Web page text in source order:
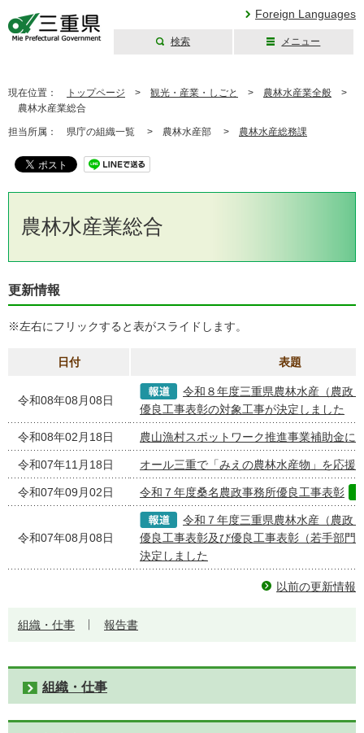
Foreign Languages
検索 メニュー
現在位置： トップページ > 観光・産業・しごと > 農林水産業全般 >
農林水産業総合
担当所属： 県庁の組織一覧 > 農林水産部 > 農林水産総務課
農林水産業総合
更新情報
※左右にフリックすると表がスライドします。
日付 表題
令和08年08月08日
令和８年度三重県農林水産（農政
優良工事表彰の対象工事が決定しました
令和08年02月18日 農山漁村スポットワーク推進事業補助金に
令和07年11月18日 オール三重で「みえの農林水産物」を応援
令和07年09月02日 令和７年度桑名農政事務所優良工事表彰
令和07年08月08日
令和７年度三重県農林水産（農政
優良工事表彰及び優良工事表彰（若手部門
決定しました
以前の更新情報
組織・仕事 報告書
組織・仕事